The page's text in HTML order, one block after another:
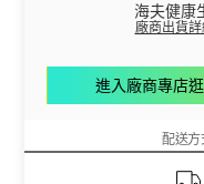
海夫健康
廠商出貨
進入廠商專店
配送方